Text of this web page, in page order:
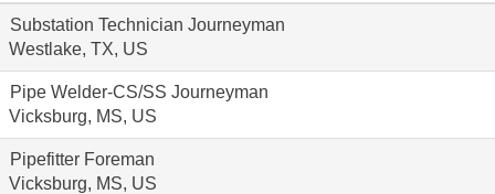
Substation Technician Journeyman
Westlake, TX, US
Pipe Welder-CS/SS Journeyman
Vicksburg, MS, US
Pipefitter Foreman
Vicksburg, MS, US